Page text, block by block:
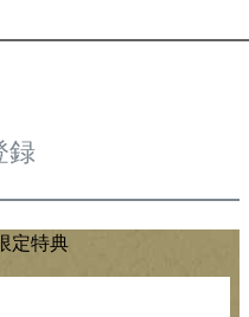
録
定特典